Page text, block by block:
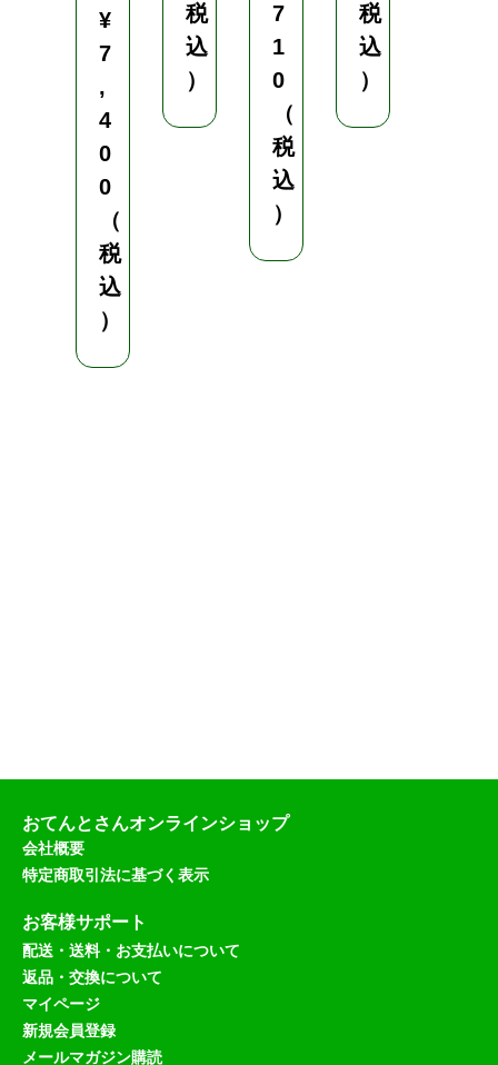
¥
7
,
4
0
0
（
税
込
）
税
込
）
7
1
0
（
税
込
）
税
込
）
おてんとさんオンラインショップ
会社概要
特定商取引法に基づく表示
お客様サポート
配送・送料・お支払いについて
返品・交換について
マイページ
新規会員登録
メールマガジン購読